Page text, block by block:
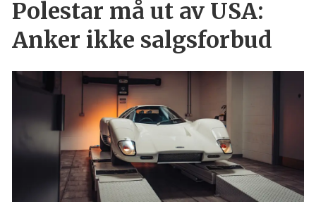
Polestar må ut av USA:
Anker ikke salgsforbud